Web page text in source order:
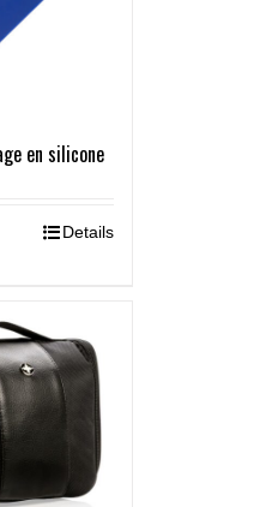
en silicone
Details